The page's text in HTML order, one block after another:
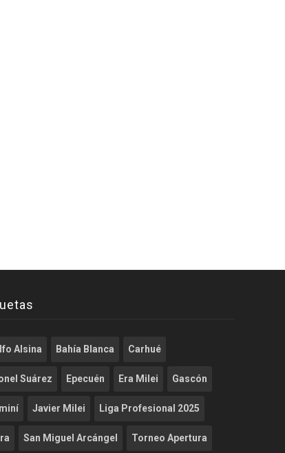
Alsina Bahía Blanca Carhué
Suárez Epecuén Era Milei Gascón
Javier Milei Liga Profesional 2025
San Miguel Arcángel Torneo Apertura